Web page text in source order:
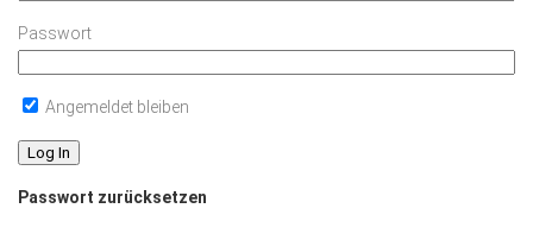
Passwort
Angemeldet bleiben
Passwort zurücksetzen